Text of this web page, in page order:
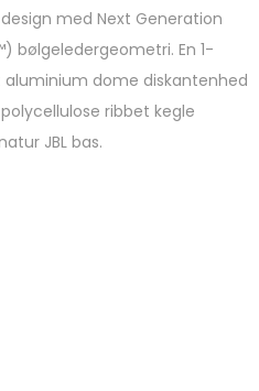
med Next Generation
bølgeledergeometri. En 1-
dome diskantenhed
ribbet kegle
JBL bas.